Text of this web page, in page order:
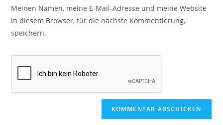
Meinen Namen, meine E-Mail-Adresse und meine Website
in diesem Browser, für die nächste Kommentierung,
speichern.